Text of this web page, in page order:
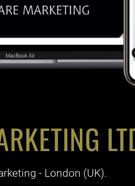
- London (UK).